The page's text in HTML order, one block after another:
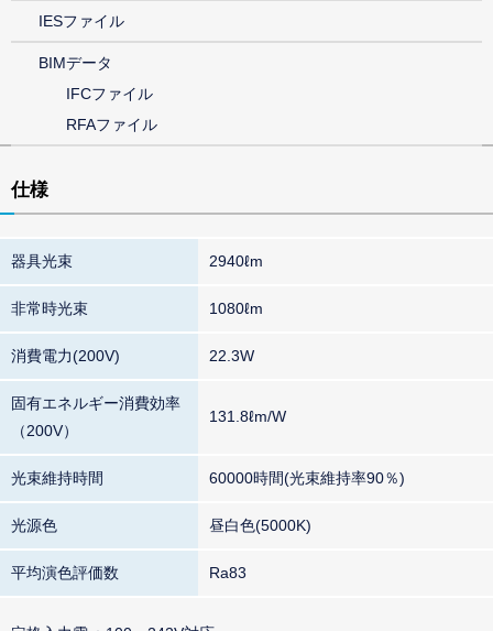
IESファイル
BIMデータ
IFCファイル
RFAファイル
仕様
器具光束 2940ℓm
非常時光束 1080ℓm
消費電力(200V) 22.3W
固有エネルギー消費効率
（200V）
131.8ℓm/W
光束維持時間 60000時間(光束維持率90％)
光源色 昼白色(5000K)
平均演色評価数 Ra83